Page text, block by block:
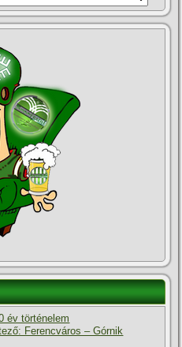
év történelem
Ferencváros – Górnik